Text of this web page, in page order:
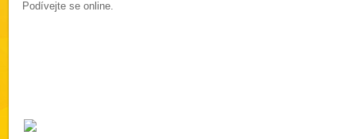
Podívejte se online.